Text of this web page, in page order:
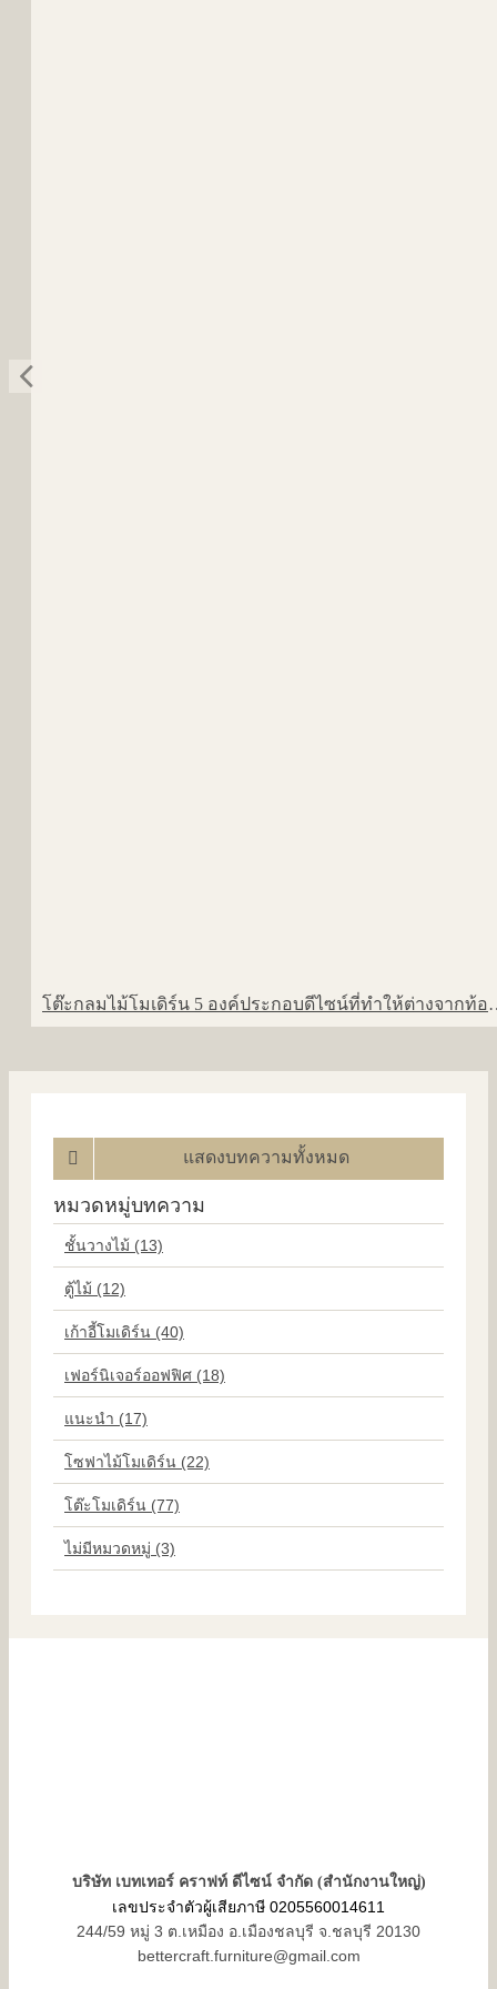
โต๊ะกลมไม้โมเดิร์น
แสดงบทความทั้งหมด
หมวดหมู่บทความ
ชั้นวางไม้ (13)
ตู้ไม้ (12)
เก้าอี้โมเดิร์น (40)
เฟอร์นิเจอร์ออฟฟิศ (18)
แนะนำ (17)
โซฟาไม้โมเดิร์น (22)
โต๊ะโมเดิร์น (77)
ไม่มีหมวดหมู่ (3)
บริษัท เบทเทอร์ คราฟท์ ดีไซน์ จำกัด (สำนักงานใหญ่)
เลขประจำตัวผู้เสียภาษี 0205560014611
244/59 หมู่ 3 ต.เหมือง อ.เมืองชลบุรี จ.ชลบุรี 20130
bettercraft.furniture@gmail.com